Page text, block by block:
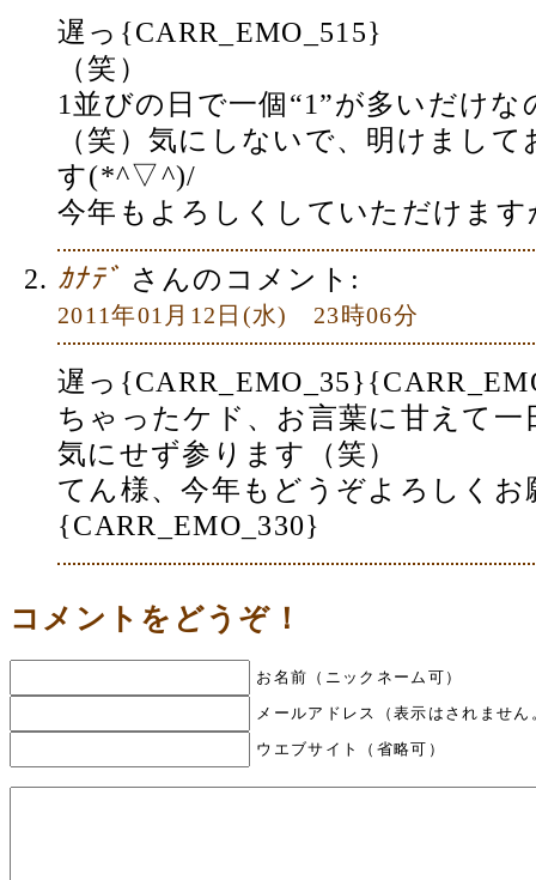
遅っ{CARR_EMO_515}
（笑）
1並びの日で一個“1”が多いだけ
（笑）気にしないで、明けまし
す(*^▽^)/
今年もよろしくしていただけます
ｶﾅﾃﾞ さんのコメント:
2011年01月12日(水) 23時06分
遅っ
ちゃったケド、お言葉に甘えて
気にせず参ります（笑）
てん様、今年もどうぞよろしくお
{CARR_EMO_330}
コメントをどうぞ！
お名前（ニックネーム可）
メールアドレス（表示はされませ
ウエブサイト（省略可）